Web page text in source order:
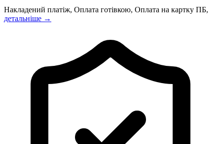
Накладений платіж, Оплата готівкою, Оплата на картку ПБ,
детальніше →